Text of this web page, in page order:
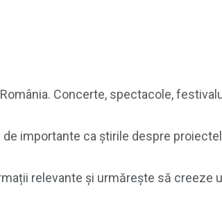
Concerte, spectacole,
importante ca știrile despre
relevante și urmărește să creeze